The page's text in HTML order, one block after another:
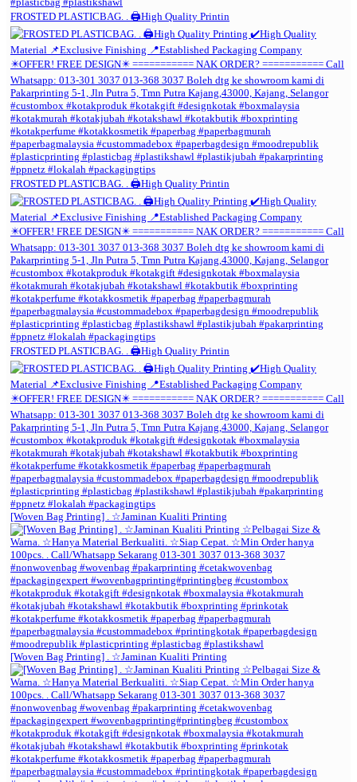
FROSTED PLASTICBAG. . 🖨️High Quality Printin
FROSTED PLASTICBAG. . 🖨️High Quality Printin
FROSTED PLASTICBAG. . 🖨️High Quality Printin
[Woven Bag Printing] . ☆Jaminan Kualiti Printing
[Woven Bag Printing] . ☆Jaminan Kualiti Printing